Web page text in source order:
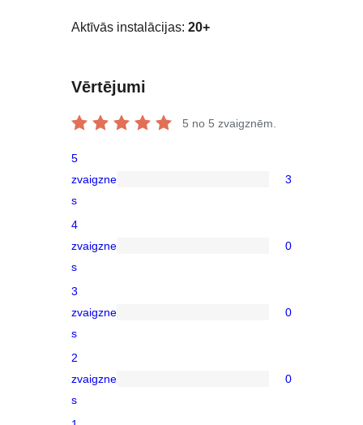
Aktīvās instalācijas: 20+
Vērtējumi
5 no 5 zvaigznēm.
star
reviews
5
zvaigzne
s
3
star
reviews
4
zvaigzne
s
0
star
reviews
3
zvaigzne
s
0
2
zvaigzne
s
0